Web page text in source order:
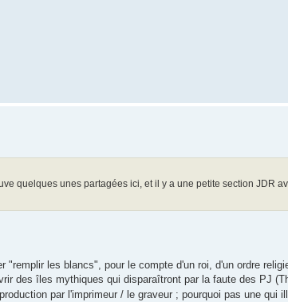
quelques unes partagées ici, et il y a une petite section JDR
"remplir les blancs", pour le compte d'un roi, d'un ordre
des îles mythiques qui disparaîtront par la faute des PJ
par l'imprimeur / le graveur ; pourquoi pas une qui